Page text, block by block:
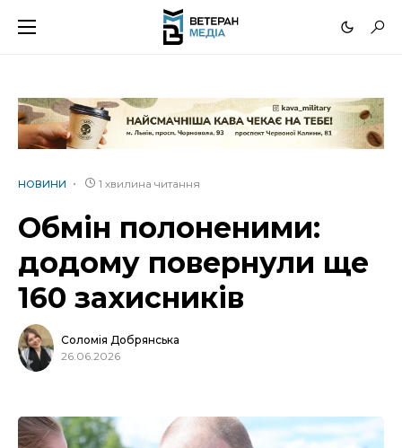
НОВИНИ 1 хвилина читання
Обмін полоненими:
додому повернули ще
160 захисників
Соломія Добрянська
26.06.2026